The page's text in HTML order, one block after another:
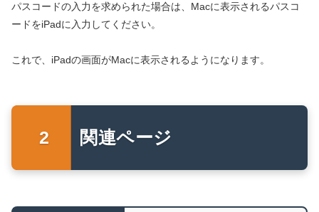
パスコードの入力を求められた場合は、Macに表示されるパスコ
ードをiPadに入力してください。
これで、iPadの画面がMacに表示されるようになります。
関連ページ